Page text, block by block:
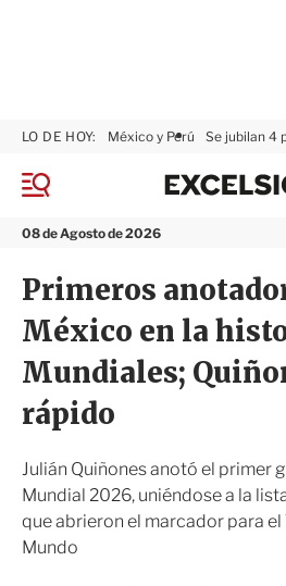
M
n
08 de Agosto de 2026
LO DE HOY: México y Perú Se jubilan 4
Primeros
México en la
Mundiales;
rápido
Julián Quiñones anotó el primer
Mundial 2026, uniéndose a la
que abrieron el marcador para el
Mundo